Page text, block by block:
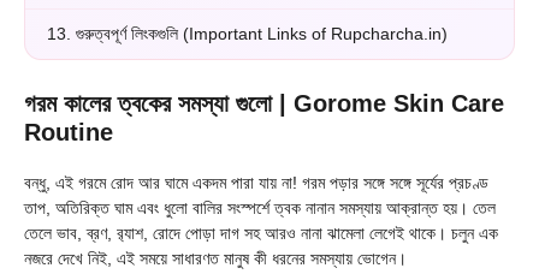
13. গুরুত্বপূর্ণ লিংকগুলি (Important Links of Rupcharcha.in)
গরম কালের ত্বকের সমস্যা গুলো| Gorome Skin Care
Routine
বন্ধু, এই গরমে রোদ আর ঘামে একদম পারা যায় না! গরম পড়ার সঙ্গে সঙ্গে সূর্যের প্রচণ্ড
তাপ, অতিরিক্ত ঘাম এবং ধুলো বালির সংস্পর্শে ত্বক নানান সমস্যায় আক্রান্ত হয়। তেল
তেলে ভাব, ব্রণ, র‍্যাশ, রোদে পোড়া দাগ সহ আরও নানা ঝামেলা লেগেই থাকে। চলুন এক
নজরে দেখে নিই, এই সময়ে সাধারণত মানুষ কী ধরনের সমস্যায় ভোগেন।